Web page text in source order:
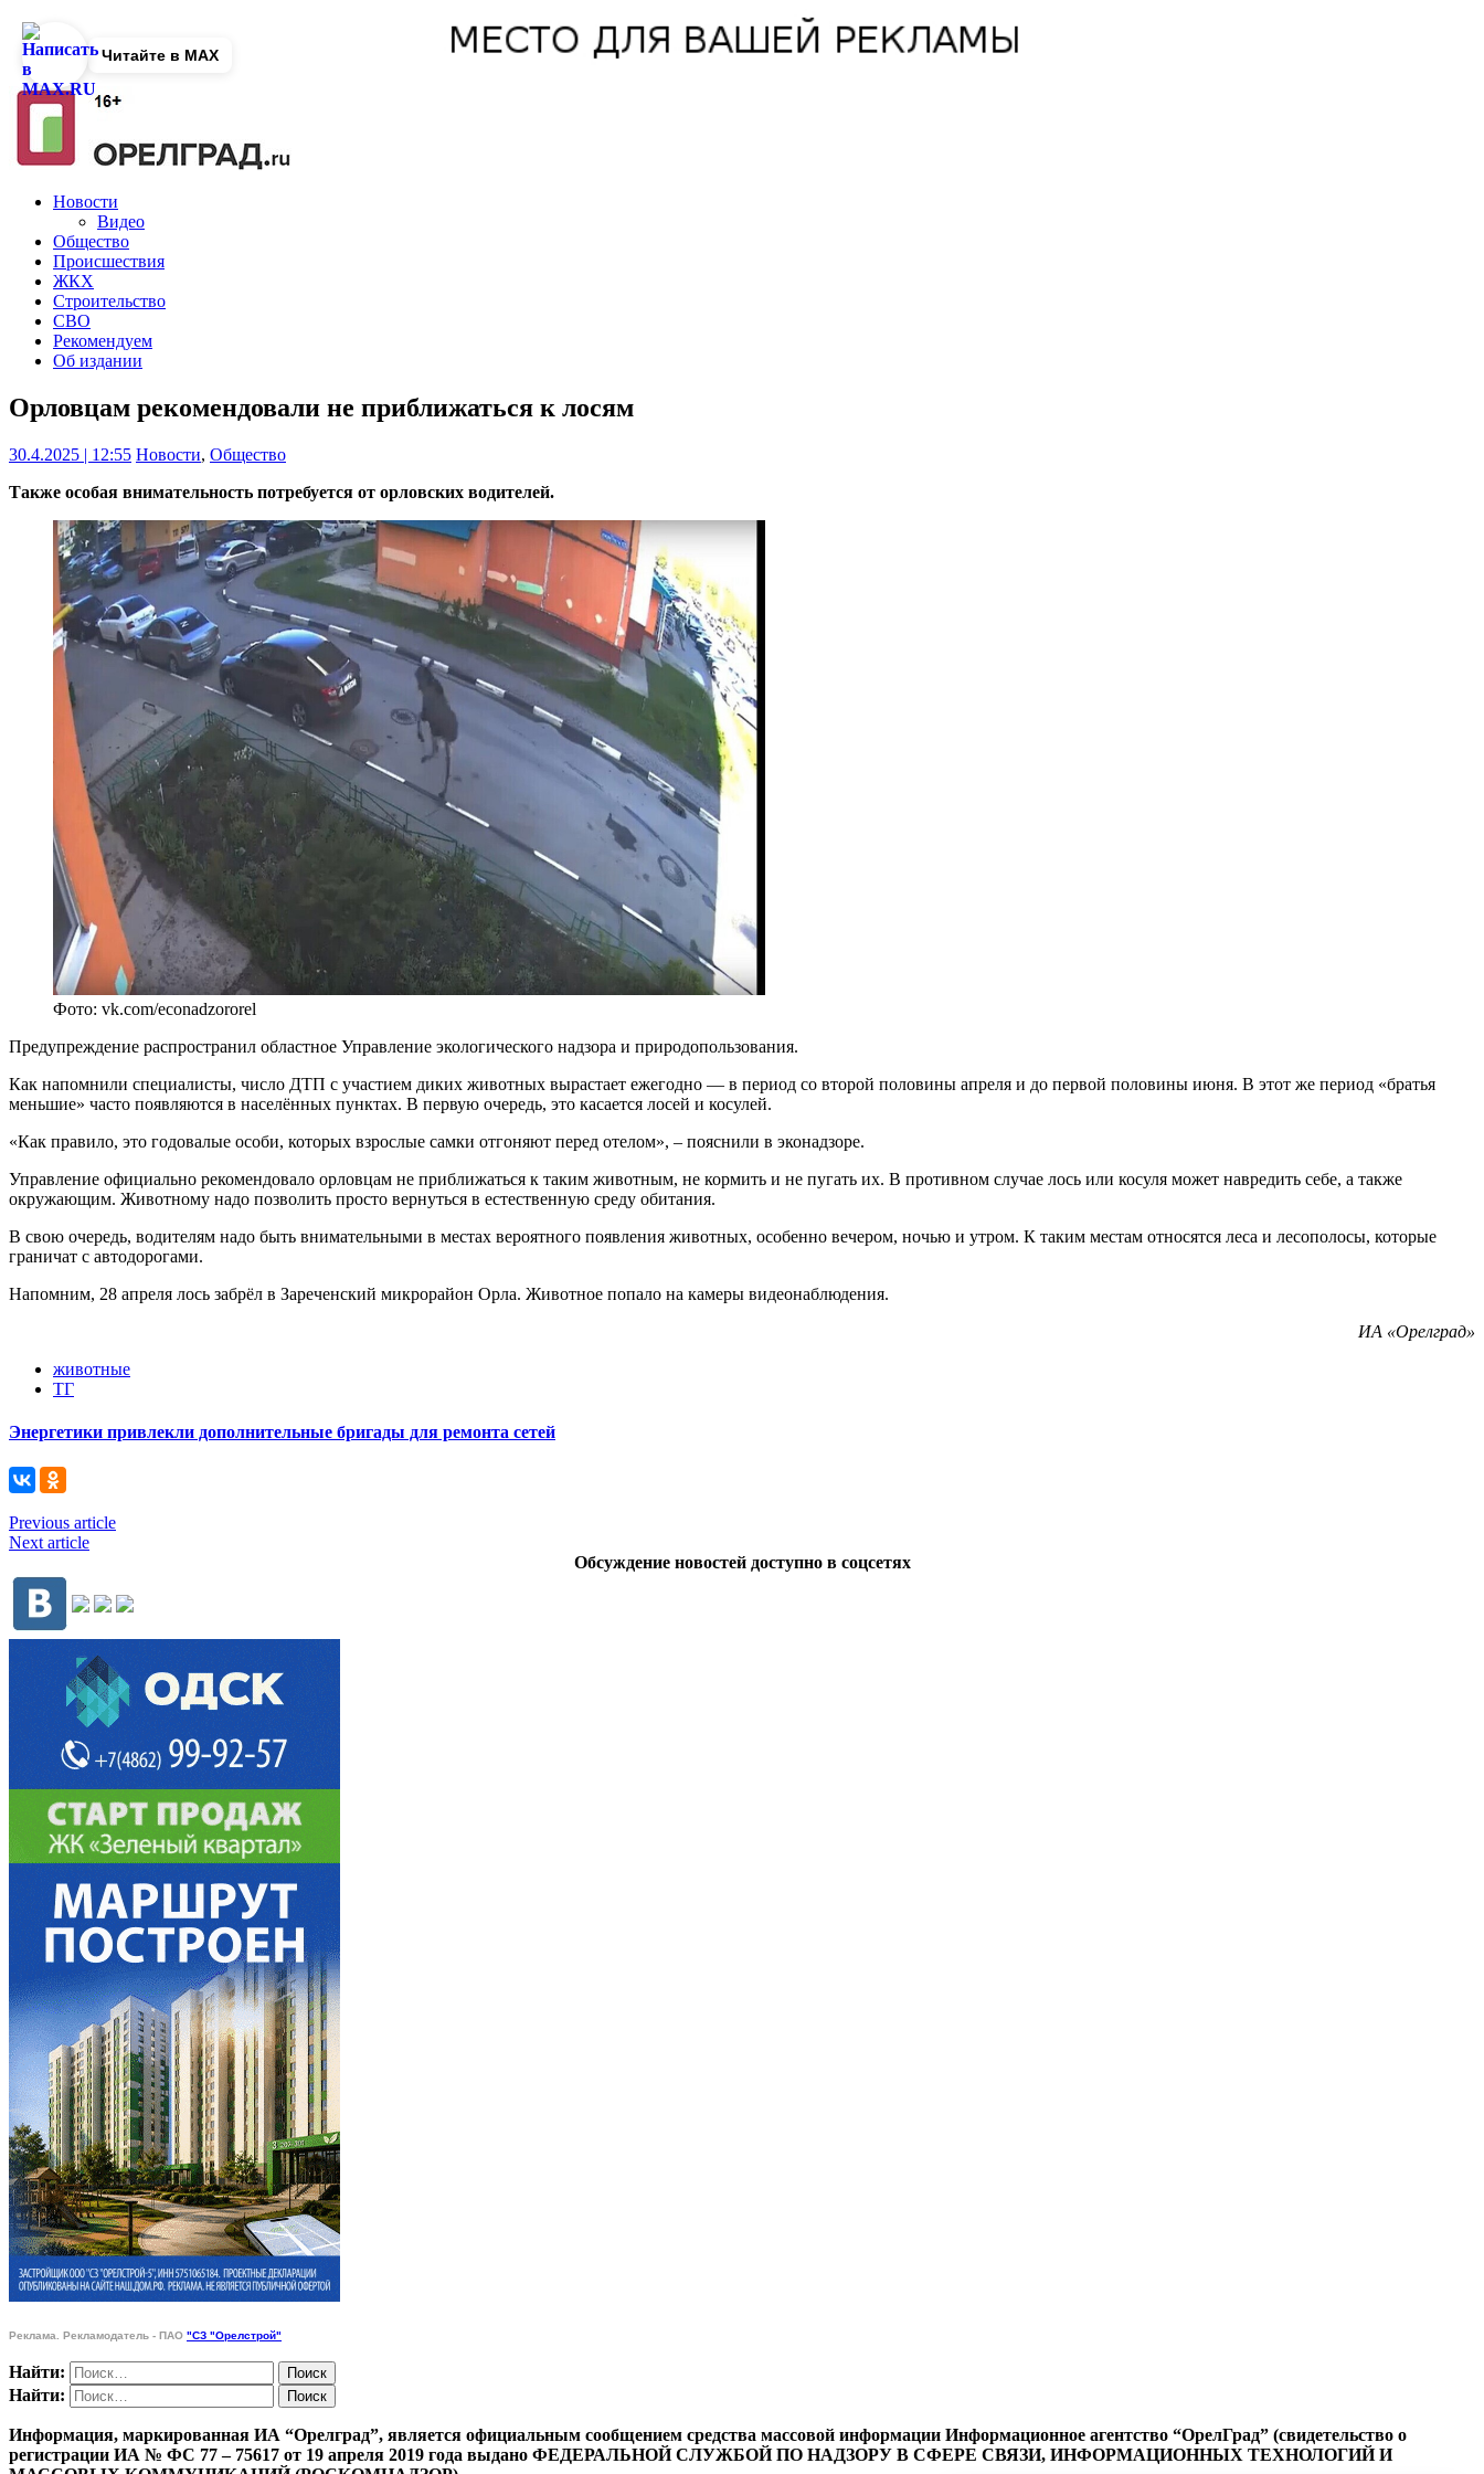
Новости
Видео
Общество
Происшествия
ЖКХ
Строительство
СВО
Рекомендуем
Об издании
Орловцам рекомендовали не приближаться к лосям
30.4.2025 | 12:55 Новости, Общество
Также особая внимательность потребуется от орловских водителей.
Фото: vk.com/econadzororel
Предупреждение распространил областное Управление экологического надзора и природопользования.
Как напомнили специалисты, число ДТП с участием диких животных вырастает ежегодно — в период со второй половины апреля и до первой половины июня. В этот же период «братья
меньшие» часто появляются в населённых пунктах. В первую очередь, это касается лосей и косулей.
«Как правило, это годовалые особи, которых взрослые самки отгоняют перед отелом», – пояснили в эконадзоре.
Управление официально рекомендовало орловцам не приближаться к таким животным, не кормить и не пугать их. В противном случае лось или косуля может навредить себе, а также
окружающим. Животному надо позволить просто вернуться в естественную среду обитания.
В свою очередь, водителям надо быть внимательными в местах вероятного появления животных, особенно вечером, ночью и утром. К таким местам относятся леса и лесополосы, которые
граничат с автодорогами.
Напомним, 28 апреля лось забрёл в Зареченский микрорайон Орла. Животное попало на камеры видеонаблюдения.
ИА «Орелград»
животные
ТГ
Энергетики привлекли дополнительные бригады для ремонта сетей
Previous article
Next article
Обсуждение новостей доступно в соцсетях
Реклама. Рекламодатель - ПАО "СЗ "Орелстрой"
Найти:
Найти:
Информация, маркированная ИА “Орелград”, является официальным сообщением средства массовой информации Информационное агентство “ОрелГрад” (свидетельство о
регистрации ИА № ФС 77 – 75617 от 19 апреля 2019 года выдано ФЕДЕРАЛЬНОЙ СЛУЖБОЙ ПО НАДЗОРУ В СФЕРЕ СВЯЗИ, ИНФОРМАЦИОННЫХ ТЕХНОЛОГИЙ И
Читайте в MAX